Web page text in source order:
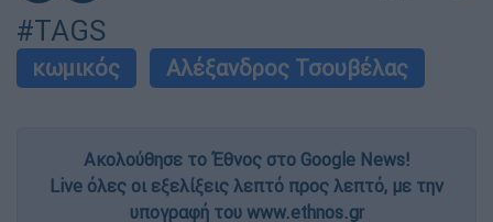
#TAGS
κωμικός Αλέξανδρος Τσουβέλας
Ακολούθησε το Έθνος στο Google News!
Live όλες οι εξελίξεις λεπτό προς λεπτό, με την
υπογραφή του www.ethnos.gr